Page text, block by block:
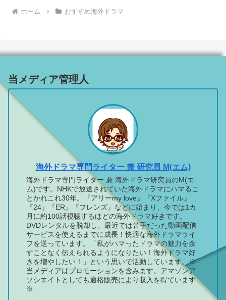
ホーム おすすめ海外ドラマ
当メディア管理人
海外ドラマ専門ライター 兼 研究員 M(エム)
海外ドラマ専門ライター 兼 海外ドラマ研究員のM(エ
ム)です。NHKで放送されていた海外ドラマにハマるこ
とかれこれ30年。『アリーmy love』『Xファイル』
『24』『ER』『フレンズ』などに始まり、今では1カ
月に約100話視聴するほどの海外ドラマ好きです。
DVDレンタルを脱却し、最近では苦手だった動画配信
サービスを使えるまでに成長！快適な海外ドラマライ
フを送っています。「私がハマったドラマの魅力を余
すことなく伝えられるようになりたい！海外ドラマ好
きを増やしたい！」という思いで活動しています。※
当メディアはプロモーションを含みます。アマゾンア
ソシエイトとしても適格販売により収入を得ています
※